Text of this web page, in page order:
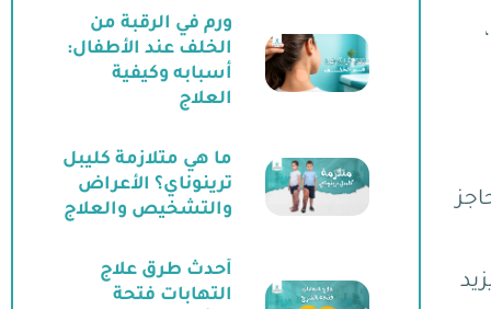
يزيد
ورم في الرقبة من
الخلف عند الأطفال:
أسبابه وكيفية
العلاج
ما هي متلازمة كليبل
ترينوناي؟ الأعراض
والتشخيص والعلاج
أحدث طرق علاج
التهابات فتحة